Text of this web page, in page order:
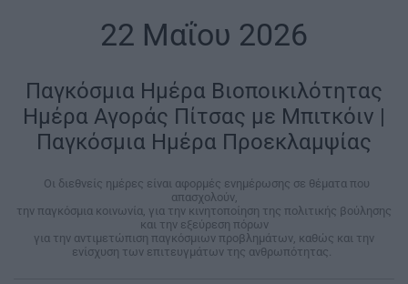
22 Μαΐου 2026
Παγκόσμια Ημέρα Βιοποικιλότητας
Ημέρα Αγοράς Πίτσας με Μπιτκόιν |
Παγκόσμια Ημέρα Προεκλαμψίας
Οι διεθνείς ημέρες είναι αφορμές ενημέρωσης σε θέματα που
απασχολούν,
την παγκόσμια κοινωνία, για την κινητοποίηση της πολιτικής βούλησης
και την εξεύρεση πόρων
για την αντιμετώπιση παγκόσμιων προβλημάτων, καθώς και την
ενίσχυση των επιτευγμάτων της ανθρωπότητας.